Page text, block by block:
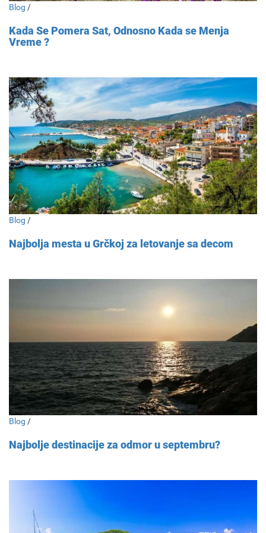
Blog /
Kada Se Pomera Sat, Odnosno Kada se Menja
Vreme ?
Blog /
Najbolja mesta u Grčkoj za letovanje sa decom
Blog /
Najbolje destinacije za odmor u septembru?